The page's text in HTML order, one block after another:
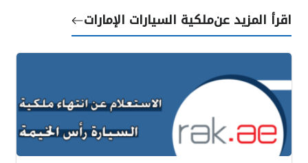
اقرأ المزيد عنملكية السيارات الإمارات